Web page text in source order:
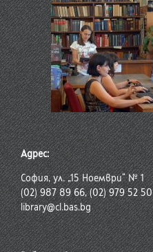
Адрес:
София, ул. „15 Ноември“ № 1
(02) 987 89 66, (02) 979 52 50
library@cl.bas.bg